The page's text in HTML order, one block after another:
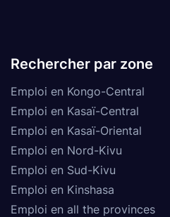
Rechercher par zone
Emploi en Kongo-Central
Emploi en Kasaï-Central
Emploi en Kasaï-Oriental
Emploi en Nord-Kivu
Emploi en Sud-Kivu
Emploi en Kinshasa
Emploi en all the provinces